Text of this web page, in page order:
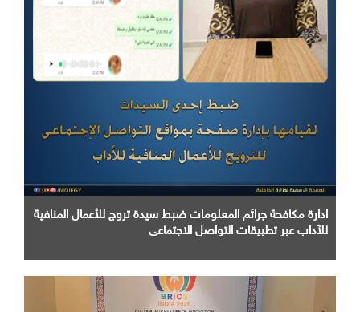
ادارة مكافحة جرائم المعلومات ضبط سيدة تروج للأعمال المنافية
للآداب عبر تطبيقات التواصل الاجتماعي